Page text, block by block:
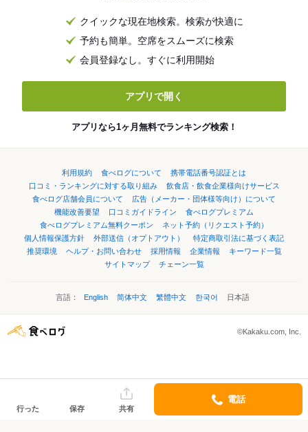
クイックな現在地検索。検索が快適に
予約も簡単。空席をスムーズに検索
会員登録なし。すぐに利用開始
アプリで開く
アプリなら1ヶ月無料でランキング検索！
利用規約 食べログについて
携帯電話番号認証とは
口コミ・ランキングに対する取り組み
飲食店・飲食企業様向けサービス
食べログ店舗会員について
広告（メーカー・団体様等向け）について
機能改善要望
口コミガイドライン
食べログプレミアム
食べログプレミアム無料クーポン
ネット予約（リクエスト予約）
個人情報保護方針
外部送信（オプトアウト）
特定商取引法に基づく表記
推奨環境
ヘルプ・お問い合わせ 採用情報 企業情報
キーワード一覧
サイトマップ
チェーン一覧
言語： English 简体中文 繁體中文 한국어 日本語
©Kakaku.com, Inc.
行った 保存 共有
電話